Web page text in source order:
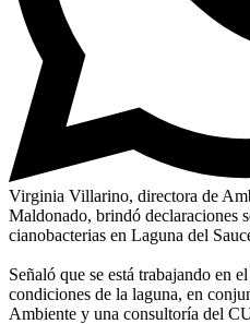
Virginia Villarino, directora de
Maldonado, brindó declaraciones
cianobacterias en Laguna del
Señaló que se está trabajando en
condiciones de la laguna, en
Ambiente y una consultoría del